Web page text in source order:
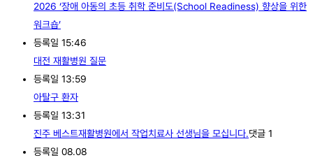
2026 ‘장애 아동의 초등 취학 준비도(School Readiness) 향상을 위한
워크숍’
등록일 15:46
대전 재활병원 질문
등록일 13:59
아탈구 환자
등록일 13:31
진주 베스트재활병원에서 작업치료사 선생님을 모십니다.댓글 1
등록일 08.08